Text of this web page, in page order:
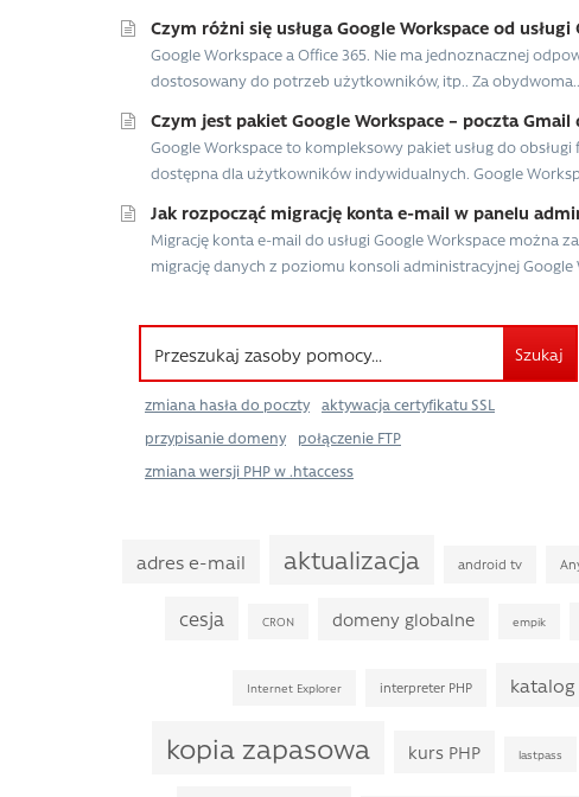
Czym różni się usługa Google Workspace od
Google Workspace a Office 365. Nie ma jednoznacznej
dostosowany do potrzeb użytkowników, itp.. Za obydwoma...
Czym jest pakiet Google Workspace – poczta Gmail
Google Workspace to kompleksowy pakiet usług do
dostępna dla użytkowników indywidualnych. Google
Jak rozpocząć migrację konta e-mail w panelu
Migrację konta e-mail do usługi Google Workspace można
migrację danych z poziomu konsoli administracyjnej Google
Szukaj
zmiana hasła do poczty
aktywacja certyfikatu SSL
przypisanie domeny
połączenie FTP
zmiana wersji PHP w .htaccess
adres e-mail aktualizacja android tv
cesja CRON domeny globalne empik
Internet Explorer interpreter PHP katalog
kopia zapasowa kurs PHP lastpass